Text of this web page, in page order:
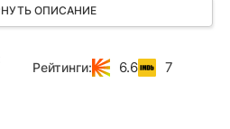
наступит утопия, не будет
отправиться вслед за ним,
ОПИСАНИЕ
Рейтинги: 6.6 7